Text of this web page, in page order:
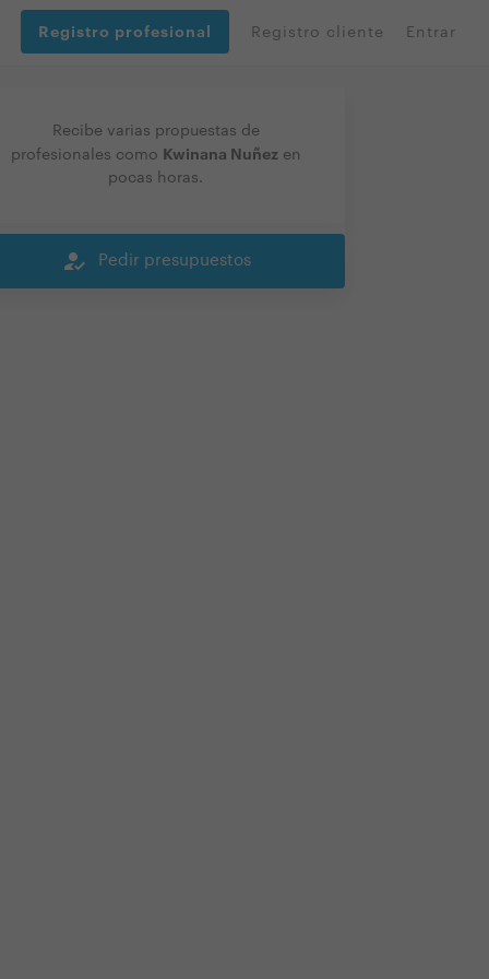
Registro profesional Registro cliente Entrar
Recibe varias propuestas de
profesionales como Kwinana Nuñezen
pocas horas.
how_to_reg Pedir presupuestos